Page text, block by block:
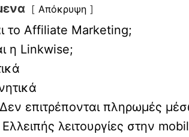
Απόκρυψη
το Affiliate Marketing;
η Linkwise;
Δεν επιτρέπονται πληρωμές
Ελλειπής λειτουργίες στην